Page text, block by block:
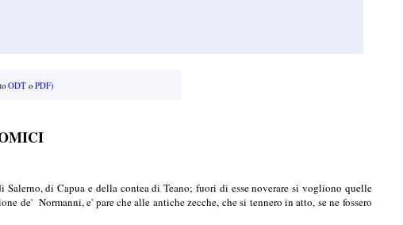
ODT oPDF)
di Capua e della contea di Teano; fuori di esse noverare si vogliono quelle
de' Normanni, e' pare che alle antiche zecche, che si tennero in atto, se ne fossero